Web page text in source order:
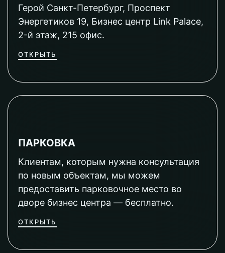
Герой Санкт-Петербург, Проспект
Энергетиков 19, Бизнес центр Link Palace,
2-й этаж, 215 офис.
ОТКРЫТЬ
ПАРКОВКА
Клиентам, которым нужна консультация
по новым объектам, мы можем
предоставить парковочное место во
дворе бизнес центра — бесплатно.
ОТКРЫТЬ